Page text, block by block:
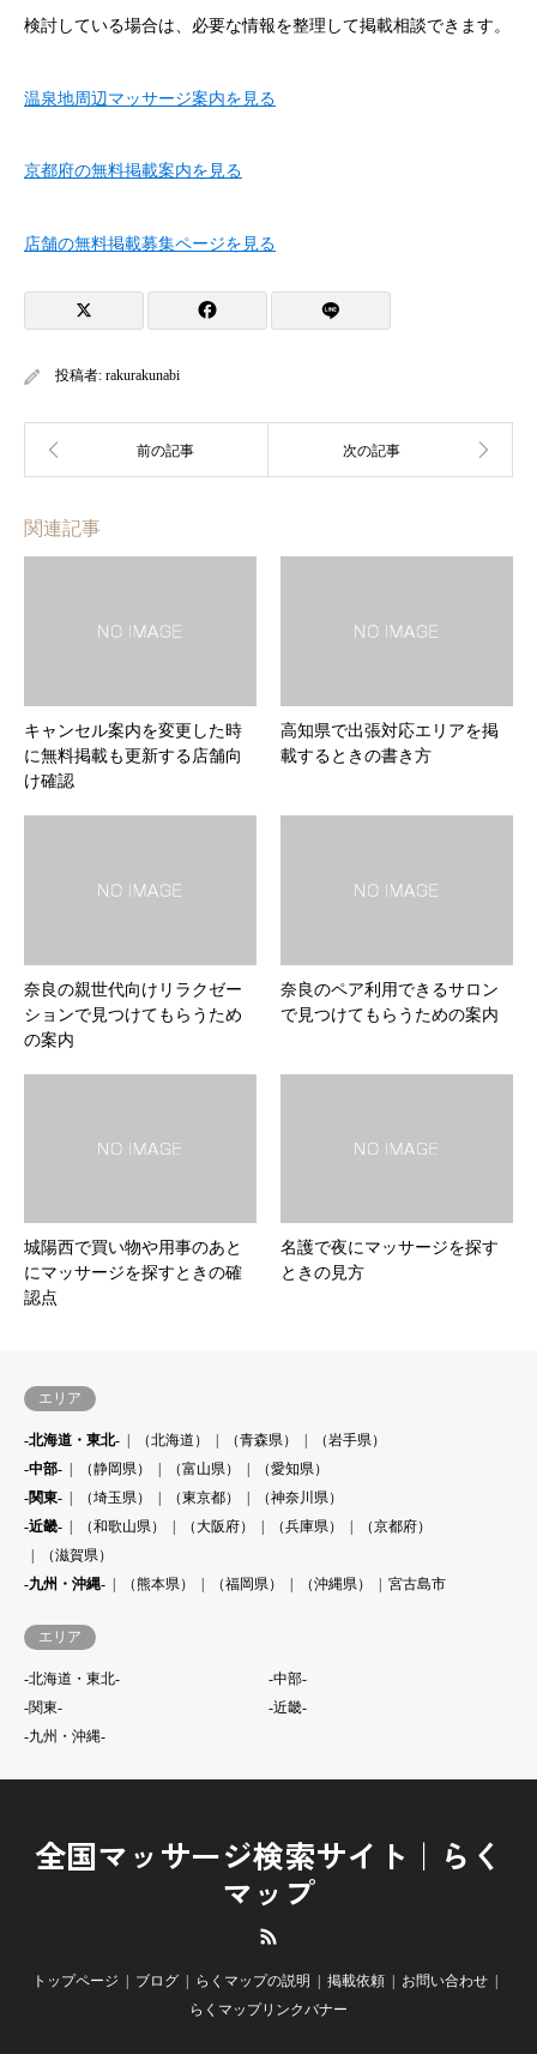
検討している場合は、必要な情報を整理して掲載相談できます。
温泉地周辺マッサージ案内を見る
京都府の無料掲載案内を見る
店舗の無料掲載募集ページを見る
投稿者: rakurakunabi
関連記事
キャンセル案内を変更した時
に無料掲載も更新する店舗向
け確認
高知県で出張対応エリアを掲
載するときの書き方
奈良の親世代向けリラクゼー
ションで見つけてもらうため
の案内
奈良のペア利用できるサロン
で見つけてもらうための案内
城陽西で買い物や用事のあと
にマッサージを探すときの確
認点
名護で夜にマッサージを探す
ときの見方
エリア
-北海道・東北- （北海道） （青森県）
（岩手県）
-中部-
（静岡県） （富山県）
（愛知県）
-関東-
（埼玉県） （東京都）
（神奈川県）
-近畿-
（和歌山県） （大阪府） （兵庫県）
（京都府）
（滋賀県）
-九州・沖縄-
（熊本県） （福岡県） （沖縄県） 宮古島市
エリア
-北海道・東北-
-中部-
-関東-
-近畿-
-九州・沖縄-
全国マッサージ検索サイト｜らく
マップ
トップページ ブログ らくマップの説明 掲載依頼
お問い合わせ
らくマップリンクバナー